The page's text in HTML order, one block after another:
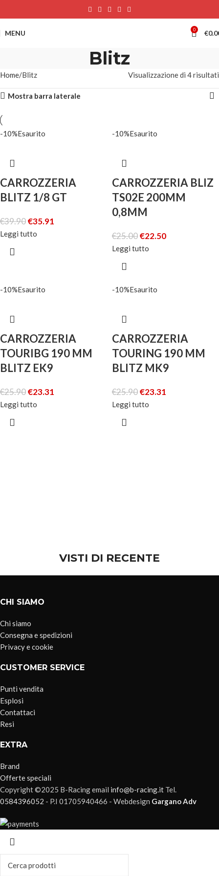
MENU 0 €
Blitz
Home Blitz Visualizzazione di 4 risultati
Mostra barra laterale
-10%Esaurito
CARROZZERIA
BLITZ 1/8 GT
€39.90€35.91
Leggi tutto
-10%Esaurito
CARROZZERIA BLIZ
TS02E 200MM
0,8MM
€25.00€22.50
Leggi tutto
-10%Esaurito
CARROZZERIA
TOURIBG 190 MM
BLITZ EK9
€25.90€23.31
Leggi tutto
-10%Esaurito
CARROZZERIA
TOURING 190 MM
BLITZ MK9
€25.90€23.31
Leggi tutto
VISTI DI RECENTE
CHI SIAMO
Chi siamo
Consegna e spedizioni
Privacy e cookie
CUSTOMER SERVICE
Punti vendita
Esplosi
Contattaci
Resi
EXTRA
Brand
Offerte speciali
Copyright ©2025 B-Racing email info@b-racing.it Tel.
0584396052 - P.I 01705940466 - Webdesign Gargano Adv